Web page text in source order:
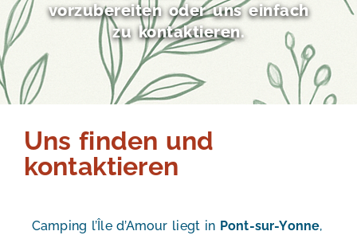
vorzubereiten oder uns einfach
zu kontaktieren.
Uns finden und
kontaktieren
Camping l’Île d’Amour liegt in Pont-sur-Yonne,